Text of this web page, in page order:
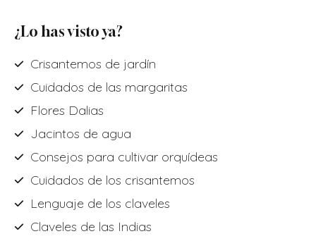
¿Lo has visto ya?
Crisantemos de jardín
Cuidados de las margaritas
Flores Dalias
Jacintos de agua
Consejos para cultivar orquídeas
Cuidados de los crisantemos
Lenguaje de los claveles
Claveles de las Indias